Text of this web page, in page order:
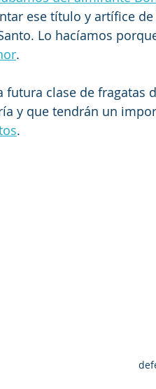
ese título y artífice
Lo hacíamos
.
futura clase de
y que tendrán un
.